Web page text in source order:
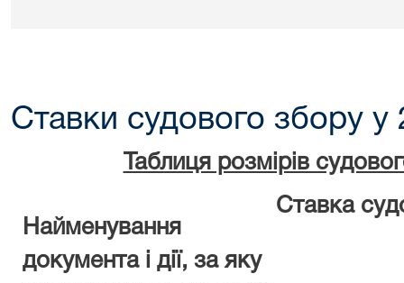
Ставки судового збору у
Таблиця розмірів
Найменування
документа і дії, за яку
Ставка